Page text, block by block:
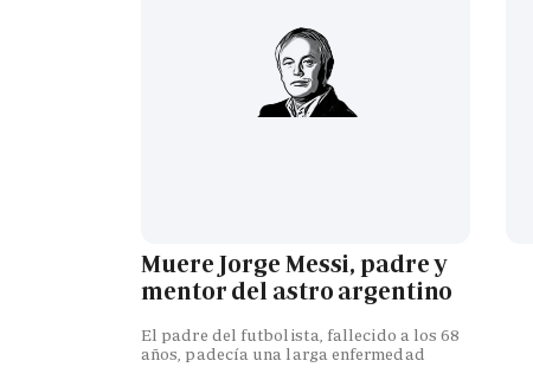
Muere Jorge Messi, padre y
mentor del astro argentino
El padre del futbolista, fallecido a los 68
años, padecía una larga enfermedad